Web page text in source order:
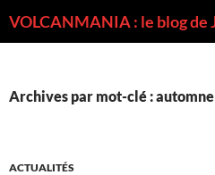
Archives par mot-clé : automne
ACTUALITÉS